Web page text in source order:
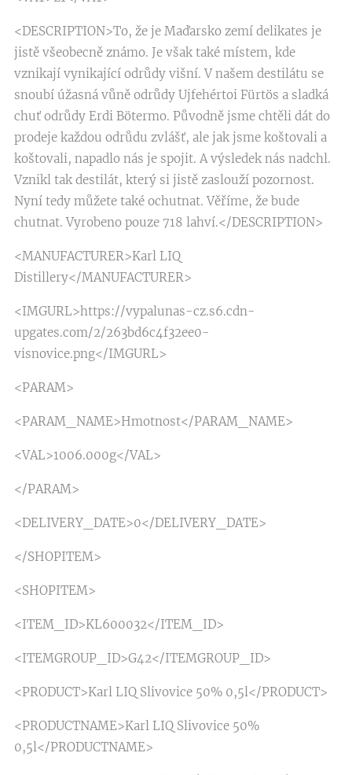
<DESCRIPTION>To, že je Maďarsko zemí delikates je
jistě všeobecně známo. Je však také místem, kde
vznikají vynikající odrůdy višní. V našem destilátu se
snoubí úžasná vůně odrůdy Ujfehértoi Fürtös a sladká
chuť odrůdy Erdi Bötermo. Původně jsme chtěli dát do
prodeje každou odrůdu zvlášť, ale jak jsme koštovali a
koštovali, napadlo nás je spojit. A výsledek nás nadchl.
Vznikl tak destilát, který si jistě zaslouží pozornost.
Nyní tedy můžete také ochutnat. Věříme, že bude
chutnat. Vyrobeno pouze 718 lahví.</DESCRIPTION>
<MANUFACTURER>Karl LIQ
Distillery</MANUFACTURER>
<IMGURL>https://vypalunas-cz.s6.cdn-
upgates.com/2/263bd6c4f32ee0-
visnovice.png</IMGURL>
<PARAM>
<PARAM_NAME>Hmotnost</PARAM_NAME>
<VAL>1006.000g</VAL>
</PARAM>
<DELIVERY_DATE>0</DELIVERY_DATE>
</SHOPITEM>
<SHOPITEM>
<ITEM_ID>KL600032</ITEM_ID>
<ITEMGROUP_ID>G42</ITEMGROUP_ID>
<PRODUCT>Karl LIQ Slivovice 50% 0,5l</PRODUCT>
<PRODUCTNAME>Karl LIQ Slivovice 50%
0,5l</PRODUCTNAME>